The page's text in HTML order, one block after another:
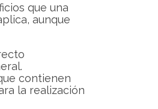
que una
aunque
contienen
la realización